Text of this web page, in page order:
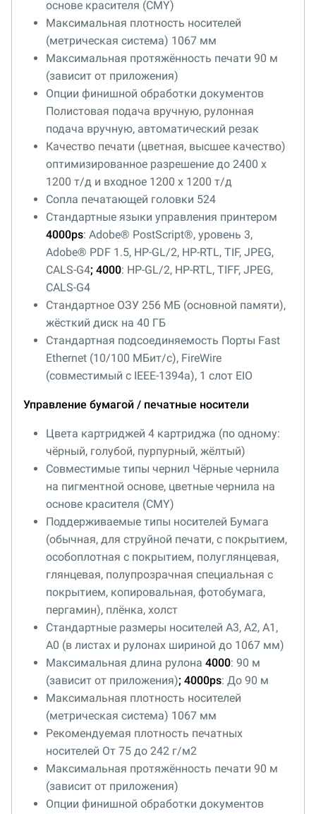
основе красителя (CMY)
Максимальная плотность носителей
(метрическая система) 1067 мм
Максимальная протяжённость печати 90 м
(зависит от приложения)
Опции финишной обработки документов
Полистовая подача вручную, рулонная
подача вручную, автоматический резак
Качество печати (цветная, высшее качество)
оптимизированное разрешение до 2400 x
1200 т/д и входное 1200 х 1200 т/д
Сопла печатающей головки 524
Стандартные языки управления принтером
4000ps: Adobe® PostScript®, уровень 3,
Adobe® PDF 1.5, HP-GL/2, HP-RTL, TIF, JPEG,
CALS-G4; 4000: HP-GL/2, HP-RTL, TIFF, JPEG,
CALS-G4
Стандартное ОЗУ 256 МБ (основной памяти),
жёсткий диск на 40 ГБ
Стандартная подсоединяемость Порты Fast
Ethernet (10/100 МБит/с), FireWire
(совместимый с IEEE-1394a), 1 слот EIO
Управление бумагой / печатные носители
Цвета картриджей 4 картриджа (по одному:
чёрный, голубой, пурпурный, жёлтый)
Совместимые типы чернил Чёрные чернила
на пигментной основе, цветные чернила на
основе красителя (CMY)
Поддерживаемые типы носителей Бумага
(обычная, для струйной печати, с покрытием,
особоплотная с покрытием, полуглянцевая,
глянцевая, полупрозрачная специальная с
покрытием, копировальная, фотобумага,
пергамин), плёнка, холст
Стандартные размеры носителей A3, A2, A1,
A0 (в листах и рулонах шириной до 1067 мм)
Максимальная длина рулона 4000: 90 м
(зависит от приложения); 4000ps: До 90 м
Максимальная плотность носителей
(метрическая система) 1067 мм
Рекомендуемая плотность печатных
носителей От 75 до 242 г/м2
Максимальная протяжённость печати 90 м
(зависит от приложения)
Опции финишной обработки документов